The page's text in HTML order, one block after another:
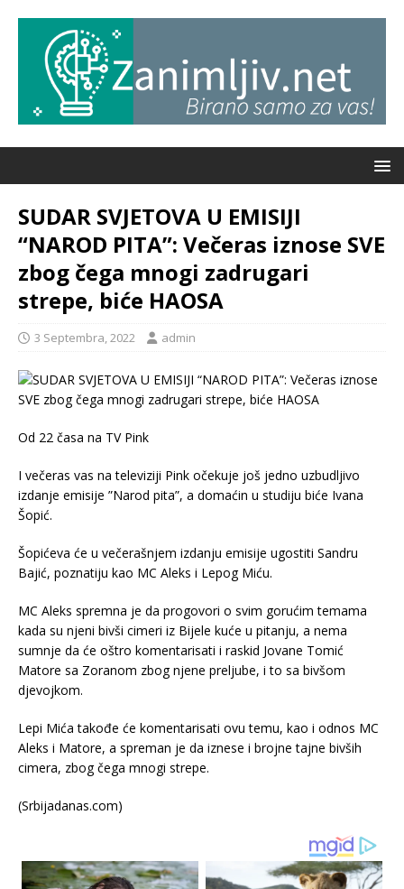
SUDAR SVJETOVA U EMISIJI
“NAROD PITA”: Večeras iznose SVE
zbog čega mnogi zadrugari
strepe, biće HAOSA
3 Septembra, 2022 admin
Od 22 časa na TV Pink
I večeras vas na televiziji Pink očekuje još jedno uzbudljivo
izdanje emisije ”Narod pita”, a domaćin u studiju biće Ivana
Šopić.
Šopićeva će u večerašnjem izdanju emisije ugostiti Sandru
Bajić, poznatiju kao MC Aleks i Lepog Miću.
MC Aleks spremna je da progovori o svim gorućim temama
kada su njeni bivši cimeri iz Bijele kuće u pitanju, a nema
sumnje da će oštro komentarisati i raskid Jovane Tomić
Matore sa Zoranom zbog njene preljube, i to sa bivšom
djevojkom.
Lepi Mića takođe će komentarisati ovu temu, kao i odnos MC
Aleks i Matore, a spreman je da iznese i brojne tajne bivših
cimera, zbog čega mnogi strepe.
(Srbijadanas.com)